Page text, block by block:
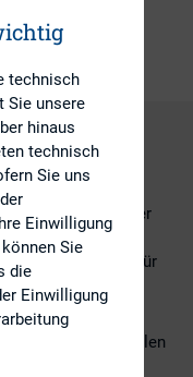
Investor
nach
Kay Bommer
diesem Jahr
immer wichtiger für
18. DIRK-
Jetzt!“ Was wollen
technisch
Sie unsere
hinaus
technisch
Sie uns
Einwilligung
Sie
die
Einwilligung